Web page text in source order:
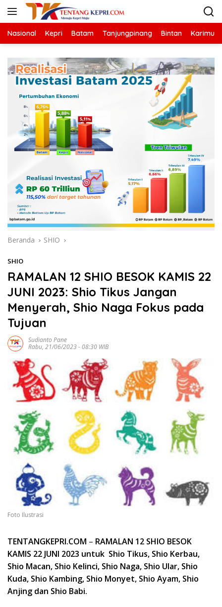
Langsung
Nasional Kepri Batam Tanjungpinang Bintan Karimun
Beranda SHIO
SHIO
RAMALAN 12 SHIO BESOK KAMIS 22
JUNI 2023: Shio Tikus Jangan
Menyerah, Shio Naga Fokus pada
Tujuan
Sudianto Pane
Rabu, 21/06/2023 - 08:30 WIB
Foto Ilustrasi
TENTANGKEPRI.COM – RAMALAN 12 SHIO BESOK
KAMIS 22 JUNI 2023 untuk Shio Tikus, Shio Kerbau,
Shio Macan, Shio Kelinci, Shio Naga, Shio Ular, Shio
Kuda, Shio Kambing, Shio Monyet, Shio Ayam, Shio
Anjing dan Shio Babi.